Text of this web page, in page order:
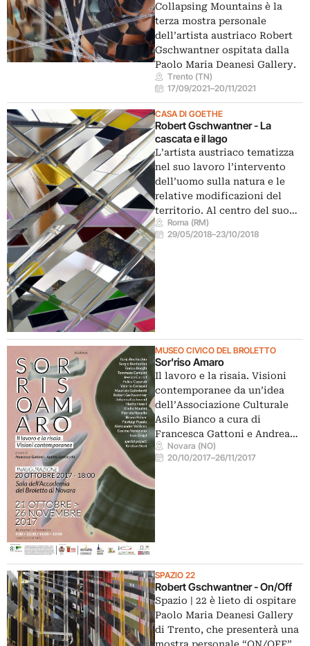
Collapsing Mountains è la
terza mostra personale
dell’artista austriaco Robert
Gschwantner ospitata dalla
Paolo Maria Deanesi Gallery.
Trento (TN)
17/09/2021–20/11/2021
CASA DI GOETHE
Robert Gschwantner - La
cascata e il lago
L’artista austriaco tematizza
nel suo lavoro l’intervento
dell’uomo sulla natura e le
relative modificazioni del
territorio. Al centro del suo…
Roma (RM)
29/05/2018–23/10/2018
MUSEO CIVICO DEL BROLETTO
Sor'riso Amaro
Il lavoro e la risaia. Visioni
contemporanee da un’idea
dell’Associazione Culturale
Asilo Bianco a cura di
Francesca Gattoni e Andrea…
Novara (NO)
20/10/2017–26/11/2017
SPAZIO 22
Robert Gschwantner - On/Off
Spazio | 22 è lieto di ospitare
Paolo Maria Deanesi Gallery
di Trento, che presenterà una